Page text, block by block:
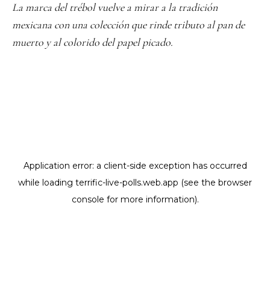
La marca del trébol vuelve a mirar a la tradición
mexicana con una colección que rinde tributo al pan de
muerto y al colorido del papel picado.